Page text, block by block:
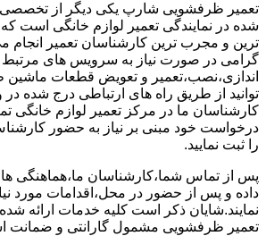
تعمیر ظرفشویی شارپ یکی دیگر از تخصصی
شده در نمایندگی تعمیر لوازم خانگی است
ترین و مجرب ترین کارشناسان تعمیر انجام
گرامی در صورت نیاز به سرویس های مرتبط
اندازی،نصب،تعمیر و تعویض قطعات
توانید از طریق راه های ارتباطی درج شده
کارشناسان ما در مرکز تعمیر لوازم خانگی
درخواست خود مبنی بر نیاز به حضور
را ثبت نمایید.
پس از تماس شما،کارشناسان ما،هماهنگی های
داده و پس از حضور در محل،اقدامات مورد
نمایند.شایان ذکر است کلیه خدمات ارائه
تعمیر ظرفشویی مشمول گارانتی و ضمانت